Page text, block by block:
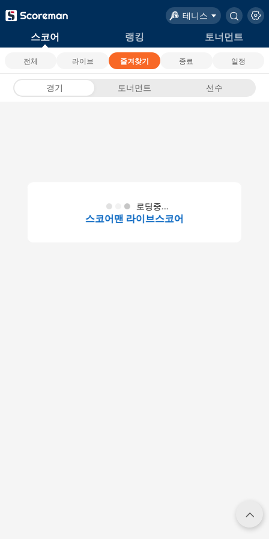
테니스
스코어 랭킹 토너먼트
전체 라이브 즐겨찾기 종료 일정
경기 토너먼트 선수
로딩중...
스코어맨 라이브스코어